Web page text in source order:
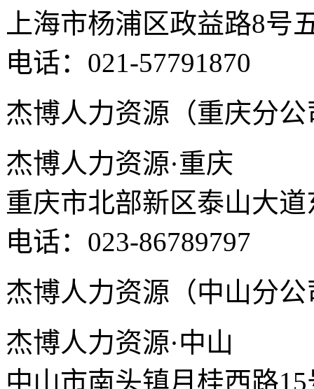
上海市杨浦区政益路8号
电话：021-57791870
杰博人力资源（重庆分公
杰博人力资源·重庆
重庆市北部新区泰山大
电话：023-86789797
杰博人力资源（中山分公
杰博人力资源·中山
中山市南头镇月桂西路